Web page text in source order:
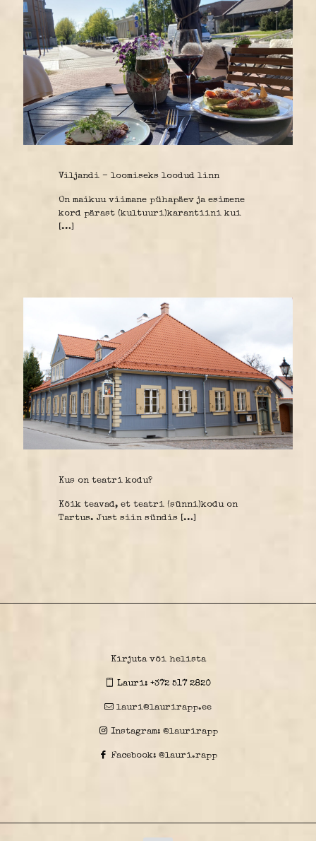
Viljandi – loomiseks loodud linn
On maikuu viimane pühapäev ja esimene
kord pärast (kultuuri)karantiini kui
[…]
Kus on teatri kodu?
Kõik teavad, et teatri (sünni)kodu on
Tartus. Just siin sündis […]
Kirjuta või helista
Lauri: +372 517 2820
lauri@laurirapp.ee
Instagram: @laurirapp
Facebook: @lauri.rapp